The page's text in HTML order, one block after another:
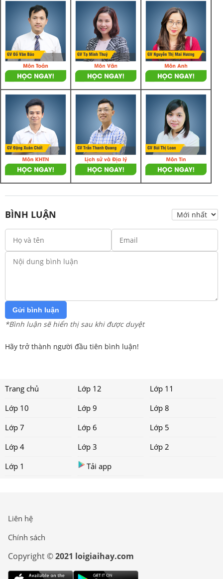
BÌNH LUẬN
Gửi bình luận
*Bình luận sẽ hiển thị sau khi được duyệt
Hãy trở thành người đầu tiên bình luận!
Trang chủ Lớp 12
Lớp 11
Lớp 10
Lớp 9
Lớp 8
Lớp 7
Lớp 6
Lớp 5
Lớp 4
Lớp 3
Lớp 2
Lớp 1
Tải app
Liên hệ
Chính sách
Copyright ©2021 loigiaihay.com